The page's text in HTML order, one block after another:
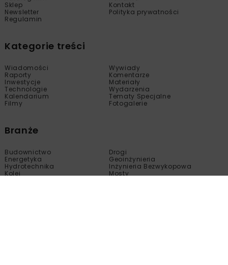
Sklep
Kontakt
Newsletter
Polityka prywatności
Regulamin
Kategorie treści
Wiadomości
Wywiady
Raporty
Komentarze
Inwestycje
Materiały
Technologie
Wydarzenia
Kalendarium
Tematy Specjalne
Filmy
Fotogalerie
Branże
Budownictwo
Drogi
Energetyka
Geoinżynieria
Hydrotechnika
Inżynieria Bezwykopowa
Kolej
Mosty